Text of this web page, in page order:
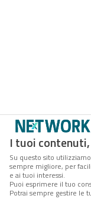
I tuoi
Su questo sito
sempre migliore, per
e ai tuoi interessi.
Puoi esprimere il tuo
Potrai sempre gestire le